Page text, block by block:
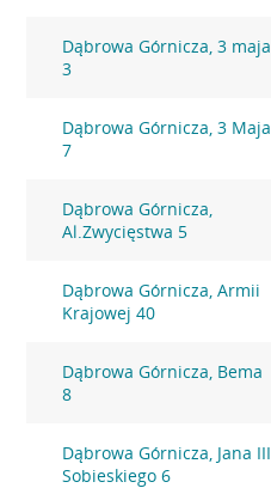
Dąbrowa Górnicza, 3 maja
3
Dąbrowa Górnicza, 3 Maja
7
Dąbrowa Górnicza,
Al.Zwycięstwa 5
Dąbrowa Górnicza, Armii
Krajowej 40
Dąbrowa Górnicza, Bema
8
Dąbrowa Górnicza, Jana III
Sobieskiego 6